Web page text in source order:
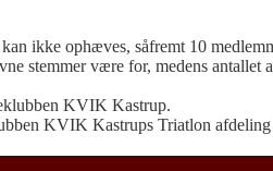
ikke ophæves, såfremt 10
stemmer være for, medens antallet
KVIK Kastrup.
KVIK Kastrups Triatlon